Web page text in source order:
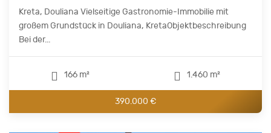
Kreta, Douliana Vielseitige Gastronomie-Immobilie mit
großem Grundstück in Douliana, KretaObjektbeschreibung
Bei der...
166 m² 1.460 m²
390.000 €